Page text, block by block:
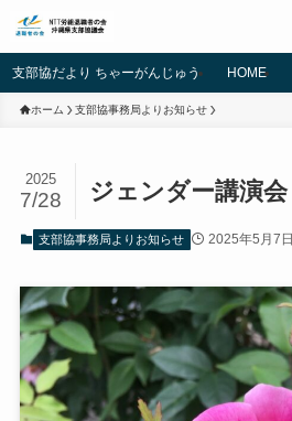
支部協だより ちゃーがんじゅう HOME
ホーム 支部協事務局よりお知らせ
ジェンダー講演会
2025
7/28
支部協事務局よりお知らせ 2025年5月7日